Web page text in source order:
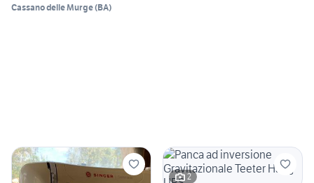
Cassano delle Murge(BA)
2